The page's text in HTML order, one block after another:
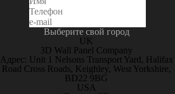
Выберите свой город
UK
3D Wall Panel Company
Адрес: Unit 1 Nelsons Transport Yard, Halifax
Road Cross Roads, Keighley, West Yorkshire,
BD22 9BG
USA